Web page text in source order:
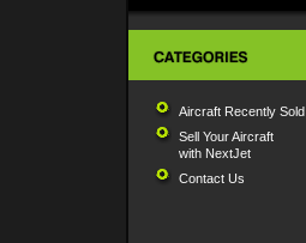
Aircraft Recently Sold
Sell Your Aircraft
with NextJet
Contact Us